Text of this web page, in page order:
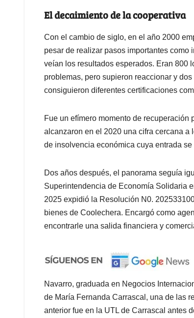
El decaimiento de la cooperativa
Con el cambio de siglo, en el año 2000
pesar de realizar pasos importantes
veían los resultados esperados. Eran 800
problemas, pero supieron reaccionar y
consiguieron diferentes certificaciones
Fue un efímero momento de
alcanzaron en el 2020 una cifra cercana
de insolvencia económica cuya entrada
Dos años después, el panorama seguía
Superintendencia de Economía Solidaria
2025 expidió la Resolución N0.
bienes de Coolechera. Encargó como
encontrarle una salida financiera y
Navarro, graduada en Negocios
de María Fernanda Carrascal, una de las
anterior fue en la UTL de Carrascal antes